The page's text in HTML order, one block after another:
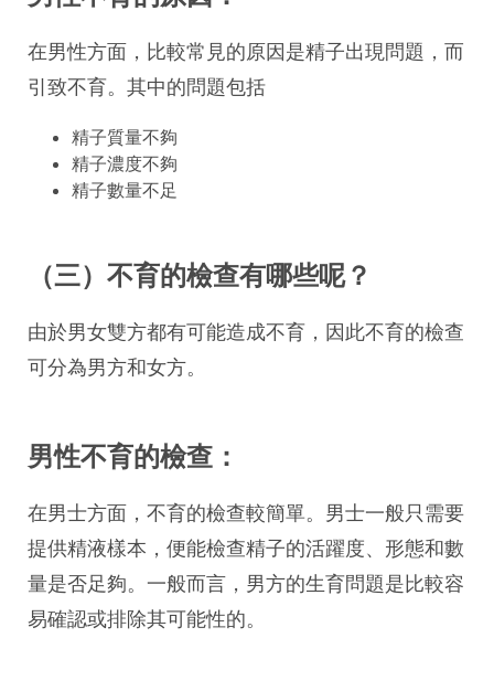
在男性方面，比較常見的原因是精子出現問題，而
引致不育。其中的問題包括
精子質量不夠
精子濃度不夠
精子數量不足
（三）不育的檢查有哪些呢？
由於男女雙方都有可能造成不育，因此不育的檢查
可分為男方和女方。
男性不育的檢查：
在男士方面，不育的檢查較簡單。男士一般只需要
提供精液樣本，便能檢查精子的活躍度、形態和數
量是否足夠。一般而言，男方的生育問題是比較容
易確認或排除其可能性的。